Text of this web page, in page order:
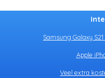
Samsung Galaxy
Apple
Veel extra